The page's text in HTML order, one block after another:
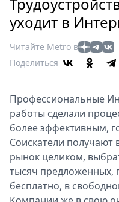
Россия
Здоровье
Еда
Мода
Театр
Кино
Афиша
Книги
Выставки
уходит в
Читайте Metro в
Поделиться
Профессиональные
работы сделали
более эффективным,
Соискатели получают
рынок целиком,
тысяч предложенных,
бесплатно, в